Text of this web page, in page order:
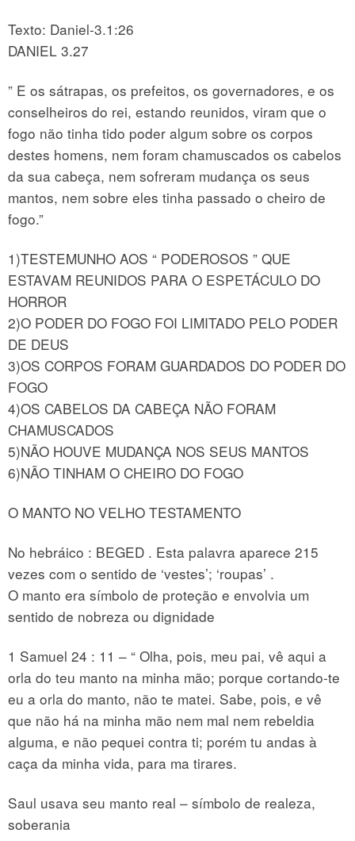
Texto: Daniel-3.1:26
DANIEL 3.27
” E os sátrapas, os prefeitos, os governadores, e os
conselheiros do rei, estando reunidos, viram que o
fogo não tinha tido poder algum sobre os corpos
destes homens, nem foram chamuscados os cabelos
da sua cabeça, nem sofreram mudança os seus
mantos, nem sobre eles tinha passado o cheiro de
fogo.”
1)TESTEMUNHO AOS “ PODEROSOS ” QUE
ESTAVAM REUNIDOS PARA O ESPETÁCULO DO
HORROR
2)O PODER DO FOGO FOI LIMITADO PELO PODER
DE DEUS
3)OS CORPOS FORAM GUARDADOS DO PODER DO
FOGO
4)OS CABELOS DA CABEÇA NÃO FORAM
CHAMUSCADOS
5)NÃO HOUVE MUDANÇA NOS SEUS MANTOS
6)NÃO TINHAM O CHEIRO DO FOGO
O MANTO NO VELHO TESTAMENTO
No hebráico : BEGED . Esta palavra aparece 215
vezes com o sentido de ‘vestes’; ‘roupas’ .
O manto era símbolo de proteção e envolvia um
sentido de nobreza ou dignidade
1 Samuel 24 : 11 – “ Olha, pois, meu pai, vê aqui a
orla do teu manto na minha mão; porque cortando-te
eu a orla do manto, não te matei. Sabe, pois, e vê
que não há na minha mão nem mal nem rebeldia
alguma, e não pequei contra ti; porém tu andas à
caça da minha vida, para ma tirares.
Saul usava seu manto real – símbolo de realeza,
soberania